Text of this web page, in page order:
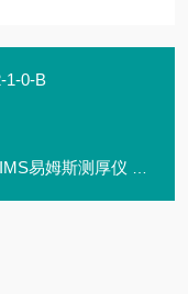
1-0-B
厚仪 RSG FUR VOR1